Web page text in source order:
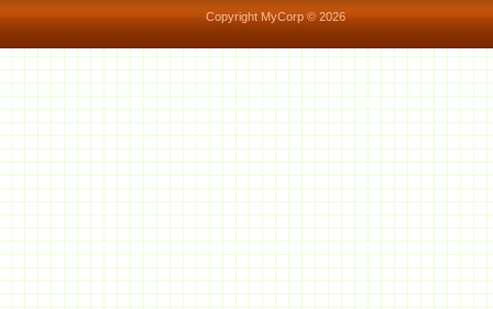
Copyright MyCorp © 2026